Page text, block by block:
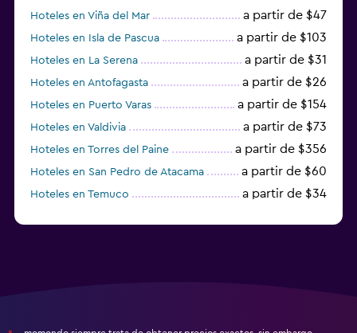
Hoteles en Viña del Mar a partir de $47
Hoteles en Isla de Pascua a partir de $103
Hoteles en La Serena a partir de $31
Hoteles en Antofagasta a partir de $26
Hoteles en Puerto Varas a partir de $154
Hoteles en Valdivia a partir de $73
Hoteles en Torres del Paine a partir de $356
Hoteles en San Pedro de Atacama a partir de $60
Hoteles en Temuco a partir de $34